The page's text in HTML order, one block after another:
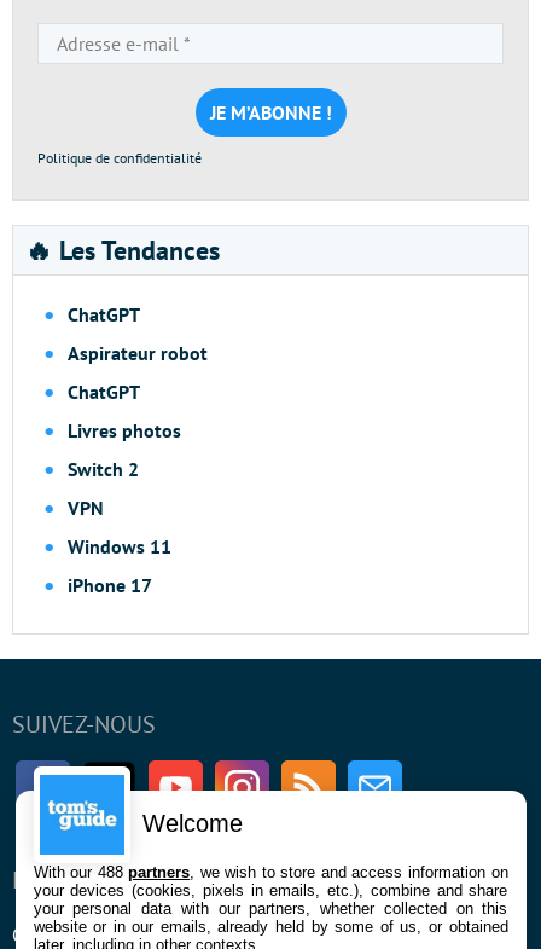
e-
mail
*
Politique de confidentialité
🔥 Les Tendances
ChatGPT
Aspirateur robot
ChatGPT
Livres photos
Switch 2
VPN
Windows 11
iPhone 17
SUIVEZ-NOUS
FacebookTwitter Youtube InstagramRSS Newsletter
ENTREPRISE
Qui sommes nous
À PROPOS
La rédaction
Welcome
With our 488partners , we wish to store and access information on
your devices (cookies, pixels in emails, etc.), combine and share
your personal data with our partners, whether collected on this
website or in our emails, already held by some of us, or obtained
later, including in other contexts.